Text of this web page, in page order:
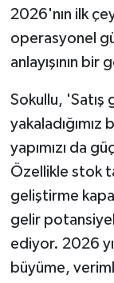
2026'nın ilk
operasyonel
anlayışının
Sokullu, 'Satış
yapımızı da
Özellikle stok
geliştirme
gelir
ediyor. 2026
büyüme,